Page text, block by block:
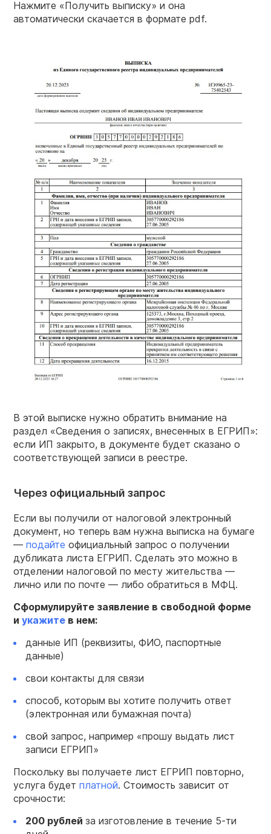
Нажмите «Получить выписку» и она
автоматически скачается в формате pdf.
В этой выписке нужно обратить внимание на
раздел «Сведения о записях, внесенных в ЕГРИП»:
если ИП закрыто, в документе будет сказано о
соответствующей записи в реестре.
Через официальный запрос
Если вы получили от налоговой электронный
документ, но теперь вам нужна выписка на бумаге
— подайте официальный запрос о получении
дубликата листа ЕГРИП. Сделать это можно в
отделении налоговой по месту жительства —
лично или по почте — либо обратиться в МФЦ.
Сформулируйте заявление в свободной форме
и укажите в нем:
данные ИП (реквизиты, ФИО, паспортные
данные)
свои контакты для связи
способ, которым вы хотите получить ответ
(электронная или бумажная почта)
свой запрос, например «прошу выдать лист
записи ЕГРИП»
Поскольку вы получаете лист ЕГРИП повторно,
услуга будет платной. Стоимость зависит от
срочности:
200 рублей за изготовление в течение 5-ти